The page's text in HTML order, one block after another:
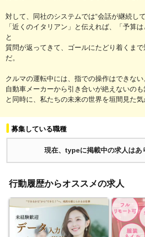
対して、同社のシステムでは“会話が継続して
「近くのイタリアン」と伝えれば、「予算は
と
質問が返ってきて、ゴールにたどり着くま
だ。
クルマの運転中には、指での操作はできない
自動車メーカーから引き合いが絶えないのも
と同時に、私たちの未来の世界を垣間見た気
募集している職種
現在、typeに掲載中の求人はあ
行動履歴からオススメの求人